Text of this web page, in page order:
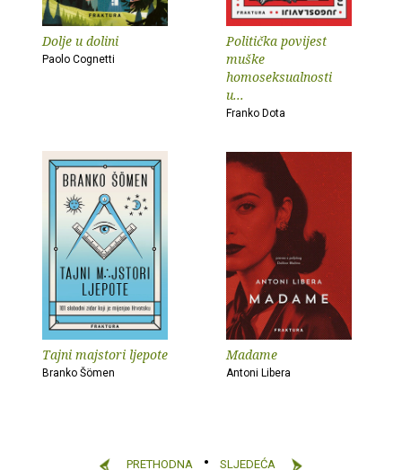
Dolje u dolini
Paolo Cognetti
Politička povijest
muške
homoseksualnosti
u...
Franko Dota
Tajni majstori ljepote
Branko Šömen
Madame
Antoni Libera
PRETHODNA SLJEDEĆA